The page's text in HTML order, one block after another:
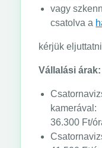
vagy
csatolva a
kérjük
Vállalási árak:
kamerával:
36.300 Ft/